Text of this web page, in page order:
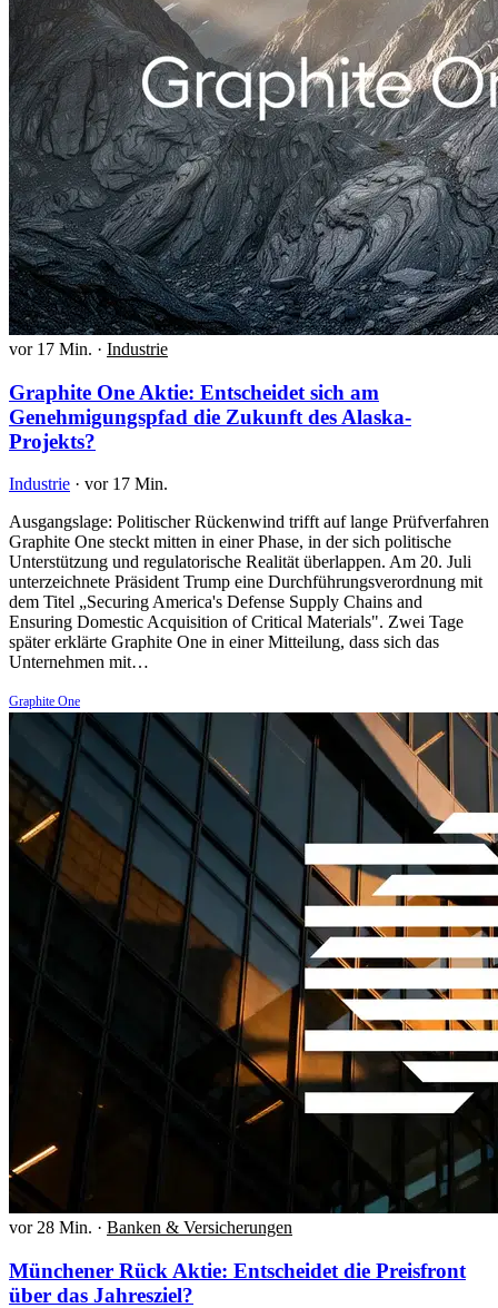
vor 17 Min. · Industrie
Graphite One Aktie: Entscheidet sich am
Genehmigungspfad die Zukunft des Alaska-
Projekts?
Industrie · vor 17 Min.
Ausgangslage: Politischer Rückenwind trifft auf lange Prüfverfahren
Graphite One steckt mitten in einer Phase, in der sich politische
Unterstützung und regulatorische Realität überlappen. Am 20. Juli
unterzeichnete Präsident Trump eine Durchführungsverordnung mit
dem Titel „Securing America's Defense Supply Chains and
Ensuring Domestic Acquisition of Critical Materials". Zwei Tage
später erklärte Graphite One in einer Mitteilung, dass sich das
Unternehmen mit…
Graphite One
vor 28 Min. · Banken & Versicherungen
Münchener Rück Aktie: Entscheidet die Preisfront
über das Jahresziel?